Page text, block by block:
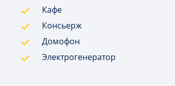
Кафе
Консьерж
Домофон
Электрогенератор